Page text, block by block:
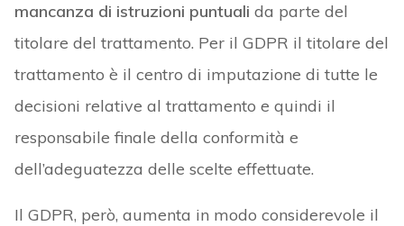
mancanza di istruzioni puntuali da parte del
titolare del trattamento. Per il GDPR il titolare del
trattamento è il centro di imputazione di tutte le
decisioni relative al trattamento e quindi il
responsabile finale della conformità e
dell’adeguatezza delle scelte effettuate.
Il GDPR, però, aumenta in modo considerevole il